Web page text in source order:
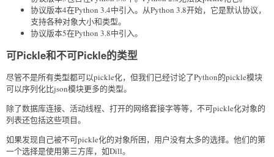
协议版本4在Python 3.4中引入。从Python 3.8开始，它是默认协议，
支持各种对象大小和类型。
协议版本5在Python 3.8中引入。
可Pickle和不可Pickle的类型
尽管不是所有类型都可以pickle化，但我们已经讨论了Python的pickle模块
可以序列化比json模块更多的类型。
除了数据库连接、活动线程、打开的网络套接字等等，不可pickle化对象的
列表还包括这些项目。
如果发现自己被不可pickle化的对象所困，用户没有太多的选择。他们的第
一个选择是使用第三方库，如Dill。